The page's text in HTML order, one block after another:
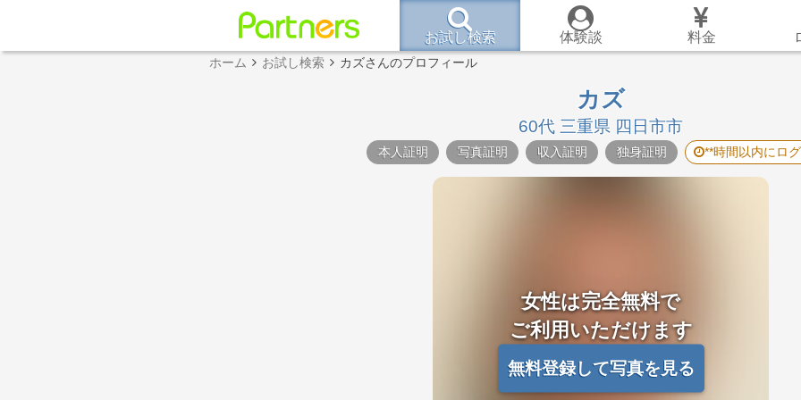
お試し検索 体験談 料金
ホーム お試し検索 カズさんのプロフィール
カズ
60代 三重県 四日市市
本人証明 写真証明 収入証明 独身証明 **時間以内にロ
女性は完全無料で
ご利用いただけます
無料登録して写真を見る